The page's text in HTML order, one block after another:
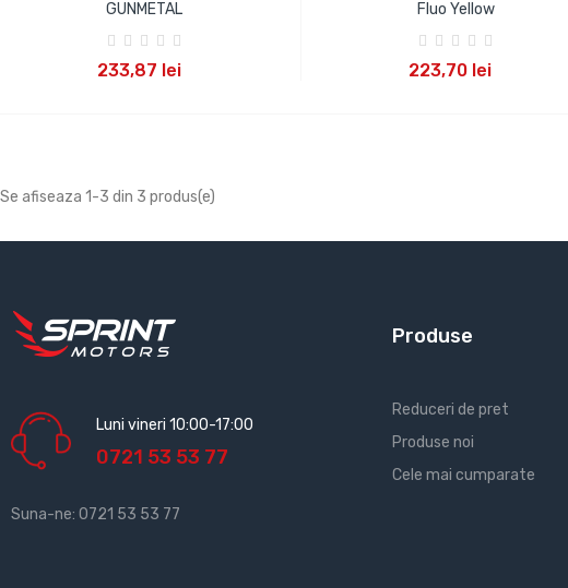
GUNMETAL
233,87 lei
Fluo Yellow
223,70 lei
Se afiseaza 1-3 din 3 produs(e)
Luni vineri 10:00-17:00
0721 53 53 77
Suna-ne: 0721 53 53 77
Produse
Reduceri de pret
Produse noi
Cele mai cumparate